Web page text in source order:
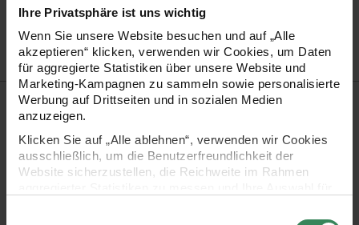
Ihre Privatsphäre ist uns wichtig
Wenn Sie unsere Website besuchen und auf „Alle
akzeptieren“ klicken, verwenden wir Cookies, um Daten
für aggregierte Statistiken über unsere Website und
Marketing-Kampagnen zu sammeln sowie personalisierte
Werbung auf Drittseiten und in sozialen Medien
anzuzeigen.
Klicken Sie auf „Alle ablehnen“, verwenden wir Cookies
ausschließlich, um die Benutzerfreundlichkeit der
Website sicherzustellen, die Reichweite im Rahmen
3732618
Produktbeschreibung
Der Realbrush PRO Marker verfügt über eine flexible 4 mm
Pinselspitze im Markergehäuse und ermöglicht durch